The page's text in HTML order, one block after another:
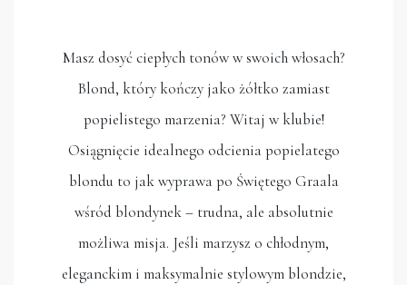
Masz dosyć ciepłych tonów w swoich włosach?
Blond, który kończy jako żółtko zamiast
popielistego marzenia? Witaj w klubie!
Osiągnięcie idealnego odcienia popielatego
blondu to jak wyprawa po Świętego Graala
wśród blondynek – trudna, ale absolutnie
możliwa misja. Jeśli marzysz o chłodnym,
eleganckim i maksymalnie stylowym blondzie,